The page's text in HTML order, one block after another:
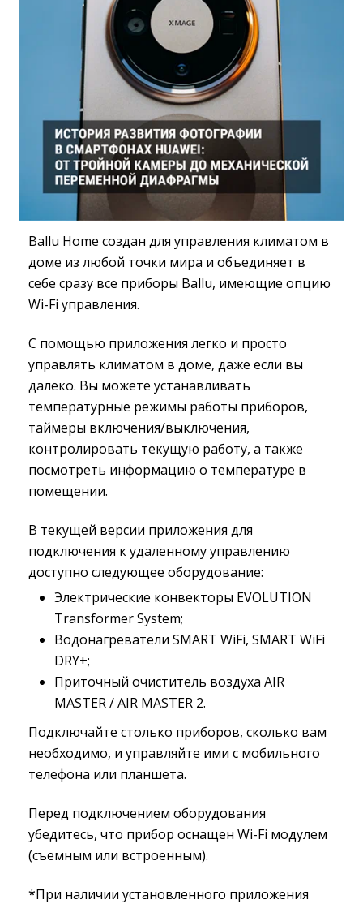
Ballu Home создан для управления климатом в
доме из любой точки мира и объединяет в
себе сразу все приборы Ballu, имеющие опцию
Wi-Fi управления.
С помощью приложения легко и просто
управлять климатом в доме, даже если вы
далеко. Вы можете устанавливать
температурные режимы работы приборов,
таймеры включения/выключения,
контролировать текущую работу, а также
посмотреть информацию о температуре в
помещении.
В текущей версии приложения для
подключения к удаленному управлению
доступно следующее оборудование:
Электрические конвекторы EVOLUTION
Transformer System;
Водонагреватели SMART WiFi, SMART WiFi
DRY+;
Приточный очиститель воздуха AIR
MASTER / AIR MASTER 2.
Подключайте столько приборов, сколько вам
необходимо, и управляйте ими с мобильного
телефона или планшета.
Перед подключением оборудования
убедитесь, что прибор оснащен Wi-Fi модулем
(съемным или встроенным).
*При наличии установленного приложения